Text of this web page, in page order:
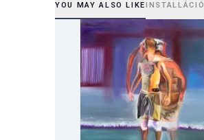
YOU MAY ALSO LIKEINSTALLÁCIÓ